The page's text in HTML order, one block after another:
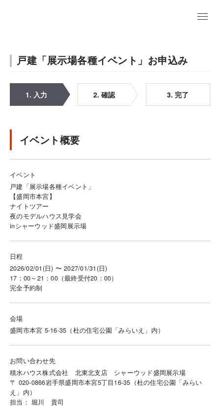
戸建「展示場各種イベント」お申込み
1. 入力 2. 確認 3. 完了
イベント概要
イベント
戸建「展示場各種イベント」
【盛岡市本宮】
ナイトツアー
夜のモデルハウス見学会
inシャーウッド盛岡展示場
日程
2026/02/01(日) 〜 2027/01/31(日)
17：00～21：00（最終受付20：00）
完全予約制
会場
盛岡市本宮 5-16-35（杜の住宅公園「みらいえ」内）
お問い合わせ先
積水ハウス株式会社 北東北支店 シャーウッド盛岡展示場
〒 020-0866岩手県盛岡市本宮5丁目16-35（杜の住宅公園「みらい
え」内）
担当： 堀川 貴司